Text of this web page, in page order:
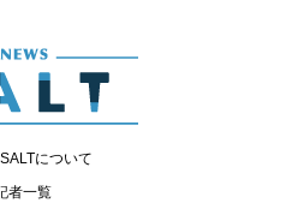
について
者一覧